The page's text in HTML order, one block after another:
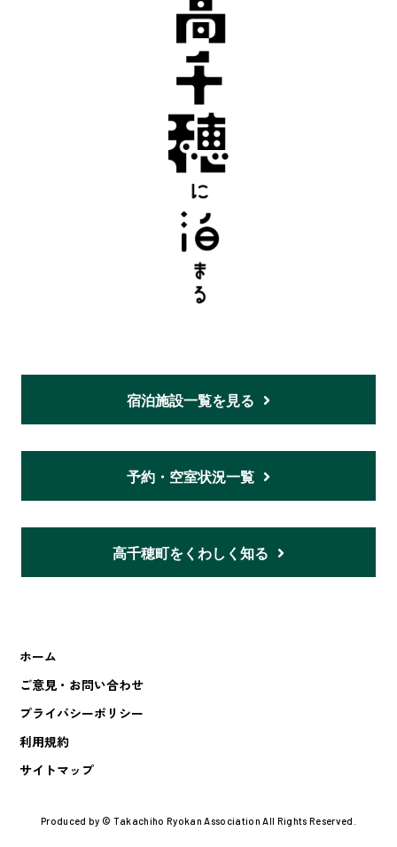
宿泊施設一覧を見る
予約・空室状況一覧
高千穂町をくわしく知る
ホーム
ご意見・お問い合わせ
プライバシーポリシー
利用規約
サイトマップ
Produced by © Takachiho Ryokan Association All Rights Reserved.